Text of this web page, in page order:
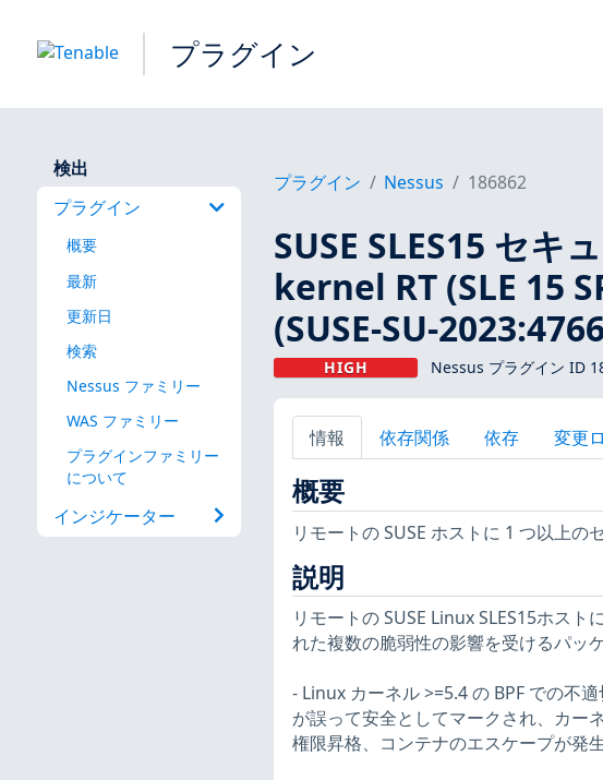
プラグイン
検出
プラグイン
概要
最新
更新日
検索
Nessus ファミリー
WAS ファミリー
プラグインファミリー
について
インジケーター
プラグイン Nessus 186862
SUSE SLES15 セキ
kernel RT (SLE 15
(SUSE-SU-
HIGH Nessus プラグイン ID
情報 依存関係 依存 変更
概要
リモートの SUSE ホストに 1 つ以上の
説明
リモートの SUSE Linux SLES15ホス
れた複数の脆弱性の影響を受けるパッ
- Linux カーネル >=5.4 の BPF での不
が誤って安全としてマークされ、カー
権限昇格、コンテナのエスケープが発